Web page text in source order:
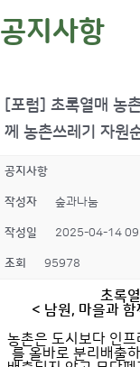
공지사항
[포럼] 초록열매 농
께 농촌쓰레기 자원
공지사항
작성자 숲과나눔
작성일 2025-04-14
조회 95978
초록
< 남원, 마을과
농촌은 도시보다 인프
를 올바로 분리배출